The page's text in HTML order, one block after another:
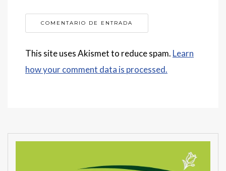
This site uses Akismet to reduce spam. Learn
how your comment data is processed.